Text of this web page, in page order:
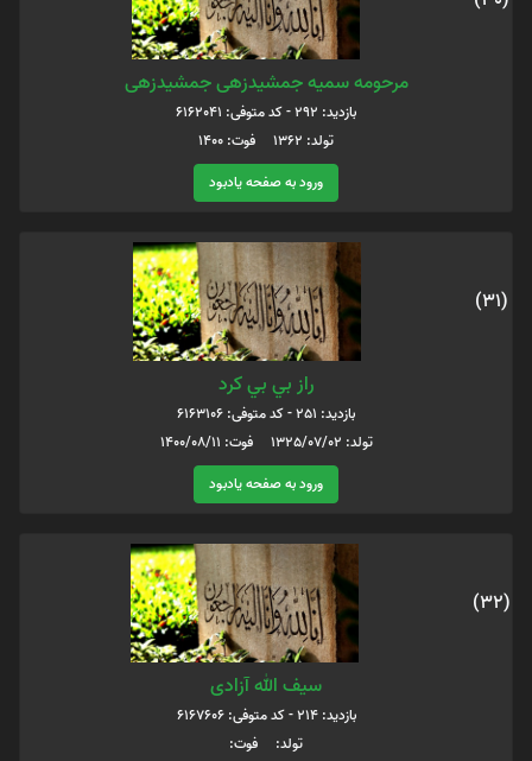
مرحومه سمیه جمشیدزهی جمشیدزهی
بازدید: 292 - کد متوفی: 6162041
تولد: 1362 فوت: 1400
ورود به صفحه یادبود
(31)
راز بي بي كرد
بازدید: 251 - کد متوفی: 6163106
تولد: 1325/07/02 فوت: 1400/08/11
ورود به صفحه یادبود
(32)
سیف الله آزادی
بازدید: 214 - کد متوفی: 6167606
تولد: فوت: